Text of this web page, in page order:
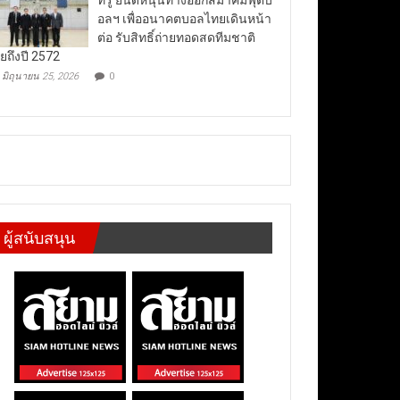
อลฯ เพื่ออนาคตบอลไทยเดินหน้า
ต่อ รับสิทธิ์ถ่ายทอดสดทีมชาติ
ถึงปี 2572
มิถุนายน 25, 2026 0
ผู้สนับสนุน